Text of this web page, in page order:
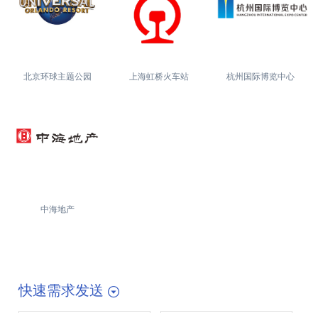
北京环球主题公园 上海虹桥火车站 杭州国际博览中心
中海地产
快速需求发送